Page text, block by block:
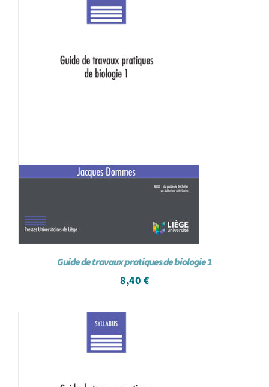
Panier WooCommerce
Guide de travaux pratiques de biologie 1
8,40 €